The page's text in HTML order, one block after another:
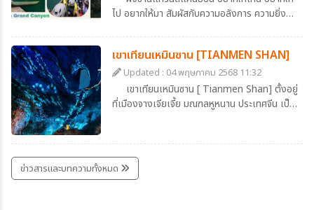
สวยประหนึ่งภาพวาด และยามที่มีรถวิ่งบนถนน จะ
อย่าบอกใคร
ไป อยากให้มา สัมผัสกับความอลังการ ความยิ่ง
เขาเทียนเหมินซาน [TIANMEN SHAN]
Updated : 04 พฤษภาคม 2568 11:32
เขาเทียนเหมินซาน [ Tianmen Shan] ตั้งอยู่
ที่เมืองจางเจียเจี้ย มณฑลหูหนาน ประเทศจีน เป็น
ยุบตัวจนกลายเป็นโพรงประตู และนับแต่นั้นมา ก็
เป็นที่เลื่องลือในหมู่นักเดินทางและนักบวชว่าเป็น
"ประตูสวรรค์" โพรงที่เกิดขึ้นตามธรรมชาตินี้ มี
ข่าวสารและบทความทั้งหมด